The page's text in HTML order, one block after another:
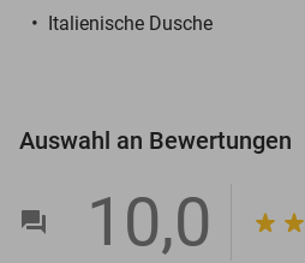
Italienische Dusche
Auswahl an Bewertungen
10,0